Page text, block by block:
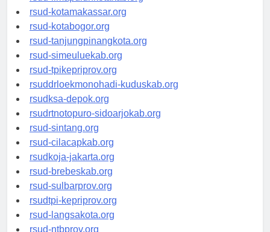
rsud-limapuluhkotakab.org
rsud-kotamakassar.org
rsud-kotabogor.org
rsud-tanjungpinangkota.org
rsud-simeuluekab.org
rsud-tpikepriprov.org
rsuddrloekmonohadi-kuduskab.org
rsudksa-depok.org
rsudrtnotopuro-sidoarjokab.org
rsud-sintang.org
rsud-cilacapkab.org
rsudkoja-jakarta.org
rsud-brebeskab.org
rsud-sulbarprov.org
rsudtpi-kepriprov.org
rsud-langsakota.org